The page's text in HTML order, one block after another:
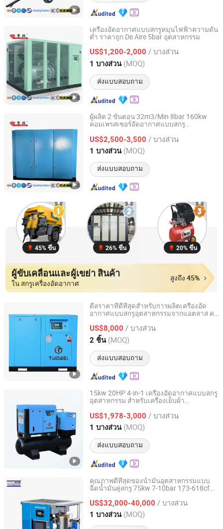
เครื่องอัดอากาศแบบสกรูหมุนไฟฟ้าความดัน
ต่ำ ราคาถูก De Aire 5bar อุตสาหกรรม
US$1,200-2,000 / บางส่วน
1 บางส่วน (MOQ)
ส่งแบบสอบถาม
Tianjin Jinjing Gas Compressor Manufacturing Co., Ltd.
Tianjin, China อัตราจาก 2021
ผู้ผลิต 2 ขั้นตอน 32m3/Min 8bar 160kw
คอมเพรสเซอร์อัดอากาศแบบสกรู
US$2,500-3,500 / บางส่วน
1 บางส่วน (MOQ)
ส่งแบบสอบถาม
Tianjin Jinjing Gas Compressor Manufacturing Co., Ltd.
Tianjin, China อัตราจาก 2021
45% ขึ้น 26% ขึ้น 20% ขึ้น
ผู้ขับเคลื่อนและผู้เขย่า สินค้า
ใน สกรูเครื่องอัดอากาศ
สูงถึง 45%
ดีลราคาที่ดีที่สุดสำหรับการผลิตเครื่องอัด
อากาศแบบสกรูอุตสาหกรรมจากแอตลาส คอ
US$8,000 / บางส่วน
2 ชิ้น (MOQ)
ส่งแบบสอบถาม
Fuzhou Tuowei Mechanical & Electrical Equipment Co.,
Fujian, China อัตราจาก 2020
15kw 20HP 4-in-1 เครื่องอัดอากาศแบบสกรู
อุตสาหกรรม สำหรับเครื่องเย็บผ้า
US$1,978-3,000 / บางส่วน
1 บางส่วน (MOQ)
ส่งแบบสอบถาม
Fuzhou Tuowei Mechanical & Electrical Equipment Co.,
Ltd.
Fujian, China
คุณภาพดีที่สุดของน้ำมันอุตสาหกรรมแบบ
ฉีดน้ำมันคู่สกรู 75kw 7-10bar 173-618cfm
ด้วยแม่เหล็กถาวร Dual VSD สำหรับการผลิต
ทั่วไป
US$32,000-40,000 / บางส่วน
1 บางส่วน (MOQ)
Shanghai Screw Compressor Co., Ltd.
Shanghai, China อัตราจาก 2007